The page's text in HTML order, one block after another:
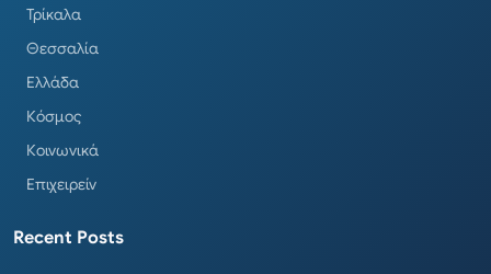
Τρίκαλα
Θεσσαλία
Ελλάδα
Κόσμος
Κοινωνικά
Επιχειρείν
Recent Posts